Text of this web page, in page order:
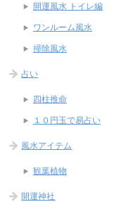
開運風水 トイレ編
ワンルーム風水
掃除風水
占い
四柱推命
１０円玉で易占い
風水アイテム
観葉植物
開運神社